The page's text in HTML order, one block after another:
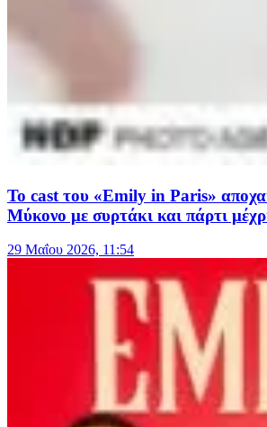
Το cast του «Emily in Paris»
Μύκονο με συρτάκι και πάρτι
29 Μαΐου 2026, 11:54